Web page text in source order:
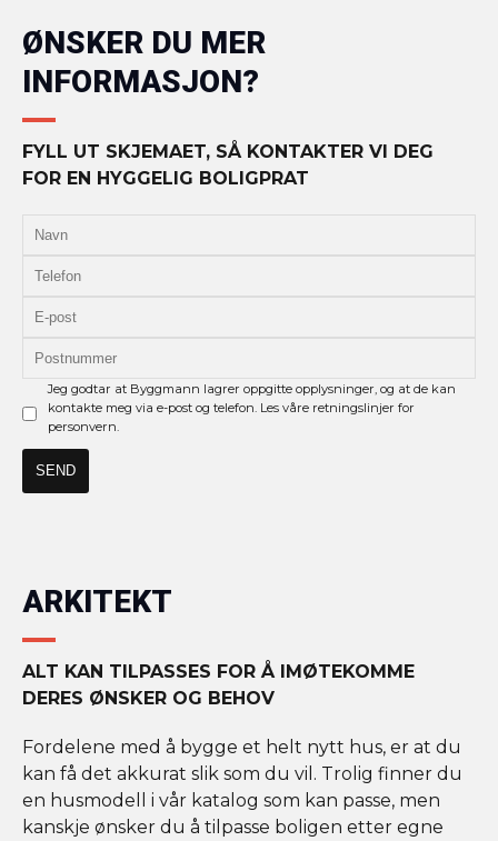
ØNSKER DU MER
INFORMASJON?
FYLL UT SKJEMAET, SÅ KONTAKTER VI DEG
FOR EN HYGGELIG BOLIGPRAT
Jeg godtar at Byggmann lagrer oppgitte opplysninger, og at de kan
kontakte meg via e-post og telefon. Les våre retningslinjer for
personvern.
ARKITEKT
ALT KAN TILPASSES FOR Å IMØTEKOMME
DERES ØNSKER OG BEHOV
Fordelene med å bygge et helt nytt hus, er at du
kan få det akkurat slik som du vil. Trolig finner du
en husmodell i vår katalog som kan passe, men
kanskje ønsker du å tilpasse boligen etter egne